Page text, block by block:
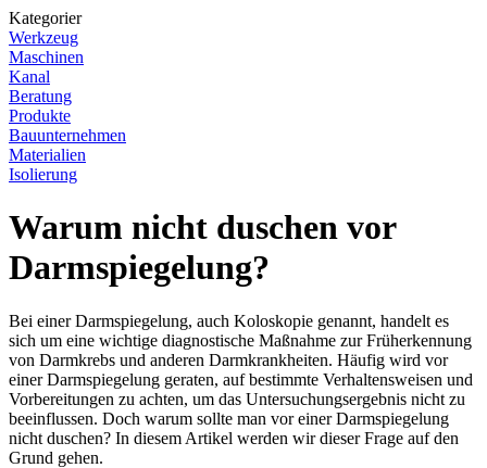
Kategorier
Werkzeug
Maschinen
Kanal
Beratung
Produkte
Bauunternehmen
Materialien
Isolierung
Warum nicht duschen vor
Darmspiegelung?
Bei einer Darmspiegelung, auch Koloskopie genannt, handelt es
sich um eine wichtige diagnostische Maßnahme zur Früherkennung
von Darmkrebs und anderen Darmkrankheiten. Häufig wird vor
einer Darmspiegelung geraten, auf bestimmte Verhaltensweisen und
Vorbereitungen zu achten, um das Untersuchungsergebnis nicht zu
beeinflussen. Doch warum sollte man vor einer Darmspiegelung
nicht duschen? In diesem Artikel werden wir dieser Frage auf den
Grund gehen.